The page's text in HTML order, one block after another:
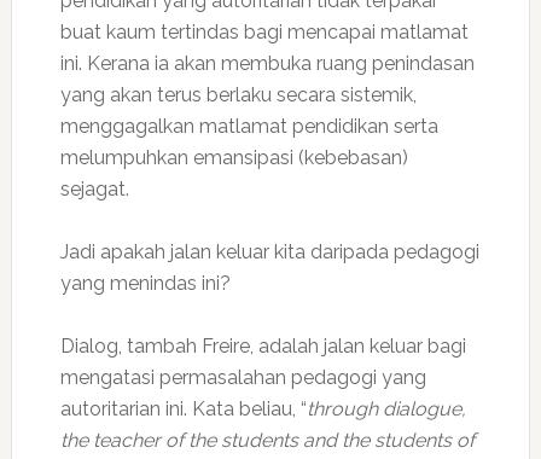
buat kaum tertindas bagi mencapai matlamat
ini. Kerana ia akan membuka ruang penindasan
yang akan terus berlaku secara sistemik,
menggagalkan matlamat pendidikan serta
melumpuhkan emansipasi (kebebasan)
sejagat.
Jadi apakah jalan keluar kita daripada pedagogi
yang menindas ini?
Dialog, tambah Freire, adalah jalan keluar bagi
mengatasi permasalahan pedagogi yang
autoritarian ini. Kata beliau, “through dialogue,
the teacher of the students and the students of